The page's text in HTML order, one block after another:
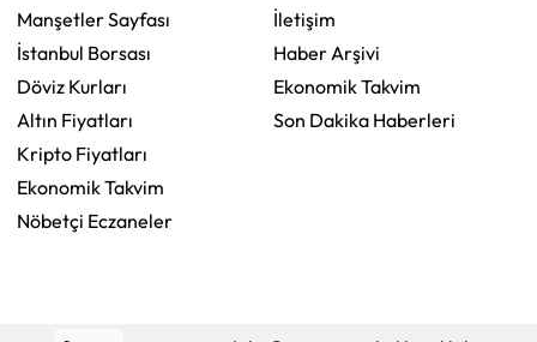
Manşetler Sayfası
İstanbul Borsası
Döviz Kurları
Altın Fiyatları
Kripto Fiyatları
Ekonomik Takvim
Nöbetçi Eczaneler
İletişim
Haber Arşivi
Ekonomik Takvim
Son Dakika Haberleri